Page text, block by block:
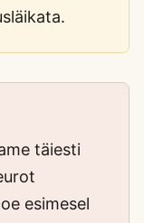
täiesti
esimesel